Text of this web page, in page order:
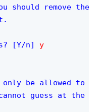
should remove
[Y/n] y
only be allowed to
guess at the